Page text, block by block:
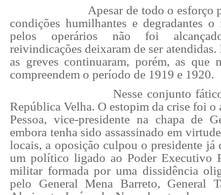
Apesar de todo o esforço
condições humilhantes e degradantes o
pelos operários não foi
reivindicações deixaram de ser atendidas.
as greves continuaram, porém, as que
compreendem o período de 1919 e 1920.
Nesse conjunto
República Velha. O estopim da crise foi o
Pessoa, vice-presidente na chapa de
embora tenha sido assassinado em
locais, a oposição culpou o presidente já
um político ligado ao Poder Executivo
militar formada por uma dissidência
pelo General Mena Barreto, General